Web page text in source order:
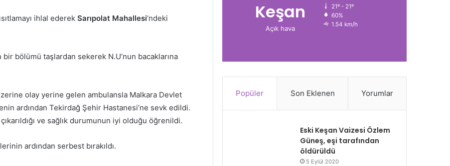
ihlal ederek Sarıpolat Mahallesi‘ndeki
bir bölümü taşlardan sekerek N.U’nun bacaklarına
olay yerine gelen ambulansla Malkara Devlet
ardından Tekirdağ Şehir Hastanesi’ne sevk edildi.
ve sağlık durumunun iyi olduğu öğrenildi.
ardından serbest bırakıldı.
Keşan
Açık hava
21º - 21º
60%
1.54 km/h
Popüler Son Eklenen Yorumlar
Eski Keşan Vaizesi Özlem
Güneş, eşi tarafından
öldürüldü
5 Eylül 2020